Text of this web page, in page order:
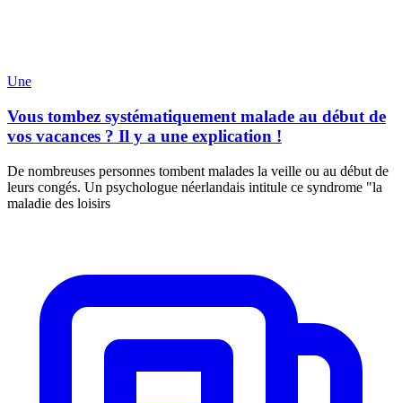
Une
Vous tombez systématiquement malade au début de
vos vacances ? Il y a une explication !
De nombreuses personnes tombent malades la veille ou au début de
leurs congés. Un psychologue néerlandais intitule ce syndrome "la
maladie des loisirs